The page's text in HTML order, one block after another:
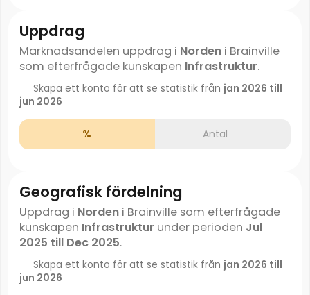
Uppdrag
Marknadsandelen uppdrag i Nordeni Brainville
som efterfrågade kunskapen Infrastruktur.
Skapa ett konto för att se statistik från jan 2026 till
jun 2026
% Antal
Geografisk fördelning
Uppdrag i Nordeni Brainville som efterfrågade
kunskapen Infrastruktur under perioden Jul
2025 till Dec 2025.
Skapa ett konto för att se statistik från jan 2026 till
jun 2026